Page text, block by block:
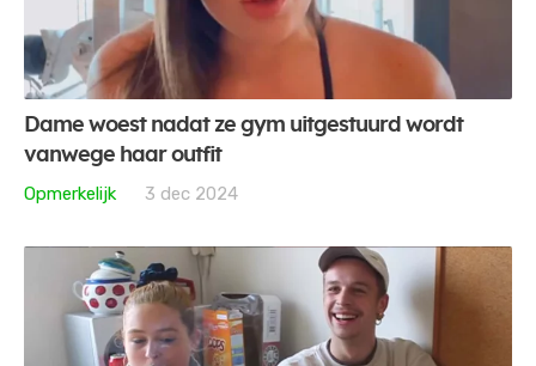
Dame woest nadat ze gym uitgestuurd wordt
vanwege haar outfit
Opmerkelijk
3 dec 2024